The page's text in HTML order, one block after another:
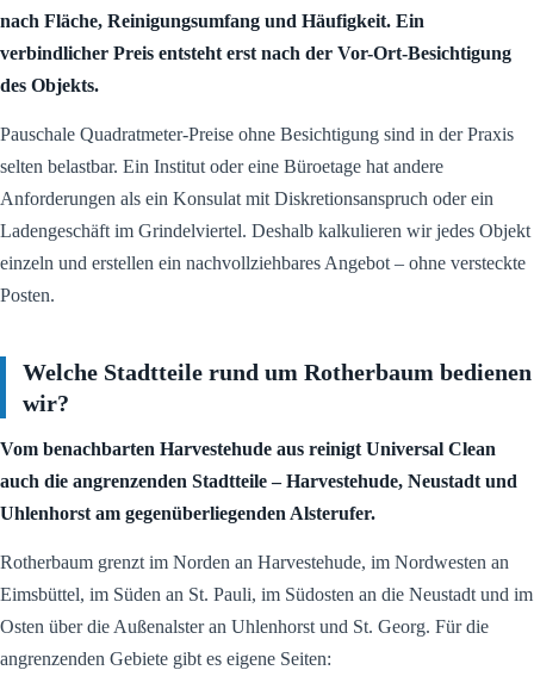
nach Fläche, Reinigungsumfang und Häufigkeit. Ein
verbindlicher Preis entsteht erst nach der Vor-Ort-Besichtigung
des Objekts.
Pauschale Quadratmeter-Preise ohne Besichtigung sind in der Praxis
selten belastbar. Ein Institut oder eine Büroetage hat andere
Anforderungen als ein Konsulat mit Diskretionsanspruch oder ein
Ladengeschäft im Grindelviertel. Deshalb kalkulieren wir jedes Objekt
einzeln und erstellen ein nachvollziehbares Angebot – ohne versteckte
Posten.
Welche Stadtteile rund um Rotherbaum bedienen
wir?
Vom benachbarten Harvestehude aus reinigt Universal Clean
auch die angrenzenden Stadtteile – Harvestehude, Neustadt und
Uhlenhorst am gegenüberliegenden Alsterufer.
Rotherbaum grenzt im Norden an Harvestehude, im Nordwesten an
Eimsbüttel, im Süden an St. Pauli, im Südosten an die Neustadt und im
Osten über die Außenalster an Uhlenhorst und St. Georg. Für die
angrenzenden Gebiete gibt es eigene Seiten: